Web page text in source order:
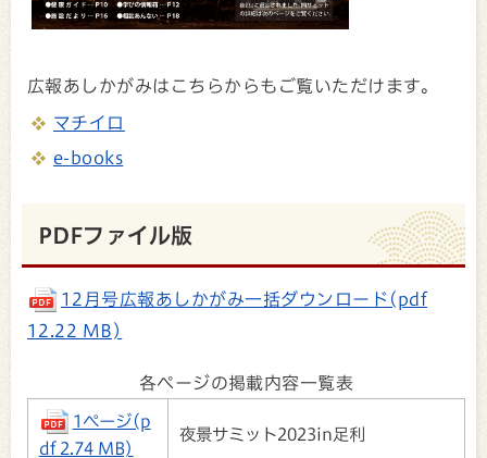
広報あしかがみはこちらからもご覧いただけます。
マチイロ
e-books
PDFファイル版
12月号広報あしかがみ一括ダウンロード(pdf
12.22 MB)
各ページの掲載内容一覧表
1ページ(p
df 2.74 MB)
夜景サミット2023in足利